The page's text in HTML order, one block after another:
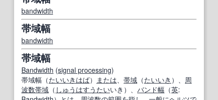
bandwidth
帯域幅
bandwidth
帯域幅
Bandwidth (signal processing)
帯域幅（たいいきはば） または 帯域 （たいいき ）、 周
波数帯域 （ しゅうはすうたいいき）、 バンド幅 （英: